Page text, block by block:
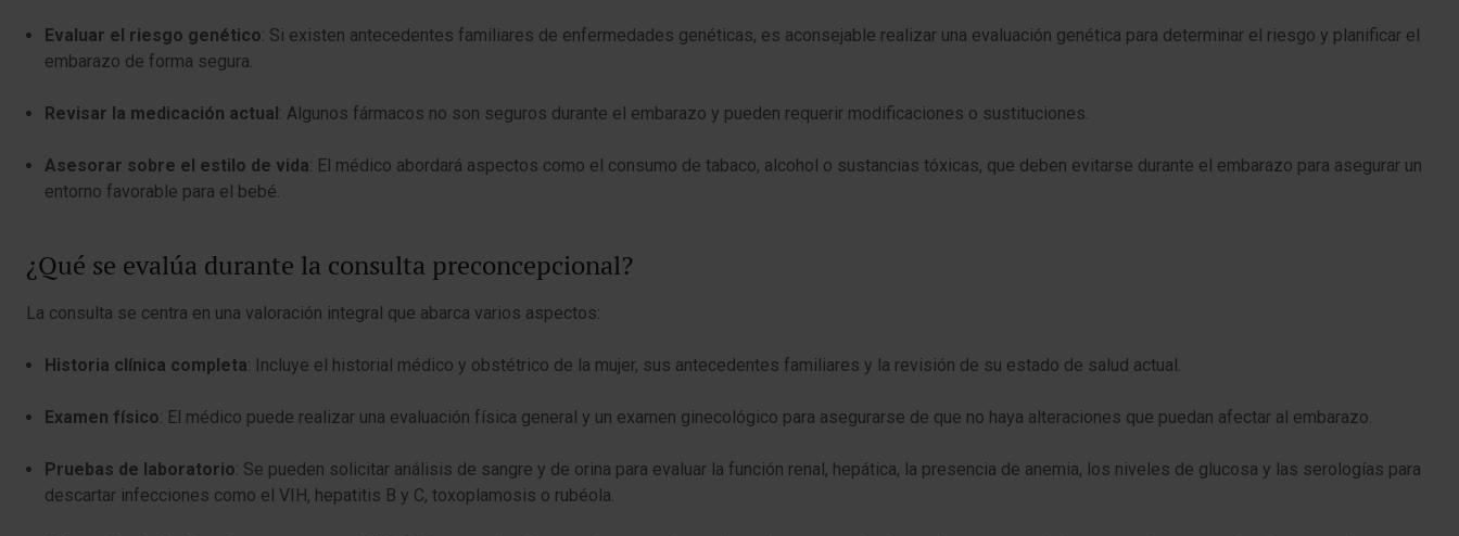
Evaluar el riesgo genético: Si existen antecedentes familiares de enfermedades genéticas, es aconsejable realizar una evaluación genética para determinar el riesgo y planificar el
embarazo de forma segura.
Revisar la medicación actual : Algunos fármacos no son seguros durante el embarazo y pueden requerir modificaciones o sustituciones.
Asesorar sobre el estilo de vida: El médico abordará aspectos como el consumo de tabaco, alcohol o sustancias tóxicas, que deben evitarse durante el embarazo para asegurar un
entorno favorable para el bebé.
¿Qué se evalúa durante la consulta preconcepcional?
La consulta se centra en una valoración integral que abarca varios aspectos:
Historia clínica completa: Incluye el historial médico y obstétrico de la mujer, sus antecedentes familiares y la revisión de su estado de salud actual.
Examen físico: El médico puede realizar una evaluación física general y un examen ginecológico para asegurarse de que no haya alteraciones que puedan afectar al embarazo.
Pruebas de laboratorio: Se pueden solicitar análisis de sangre y de orina para evaluar la función renal, hepática, la presencia de anemia, los niveles de glucosa y las serologías para
descartar infecciones como el VIH, hepatitis B y C, toxoplamosis o rubéola.